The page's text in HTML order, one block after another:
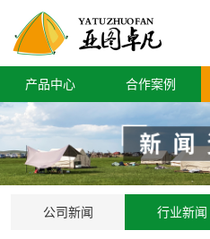
产品中心 合作案例
公司新闻 行业新闻